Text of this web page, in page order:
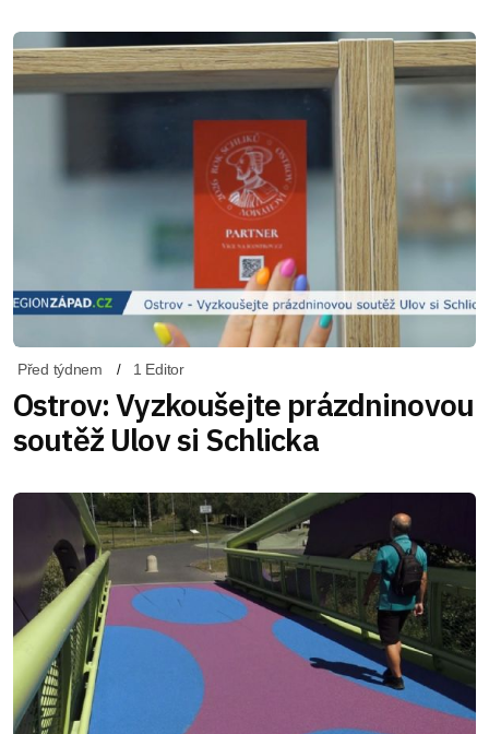
Před týdnem 1 Editor
Ostrov: Vyzkoušejte prázdninovou
soutěž Ulov si Schlicka